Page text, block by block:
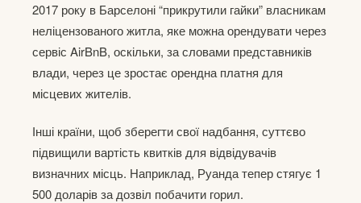
2017 року в Барселоні “прикрутили гайки” власникам
неліцензованого житла, яке можна орендувати через
сервіс AirBnB, оскільки, за словами представників
влади, через це зростає орендна платня для
місцевих жителів.
Інші країни, щоб зберегти свої надбання, суттєво
підвищили вартість квитків для відвідувачів
визначних місць. Наприклад, Руанда тепер стягує 1
500 доларів за дозвіл побачити горил.